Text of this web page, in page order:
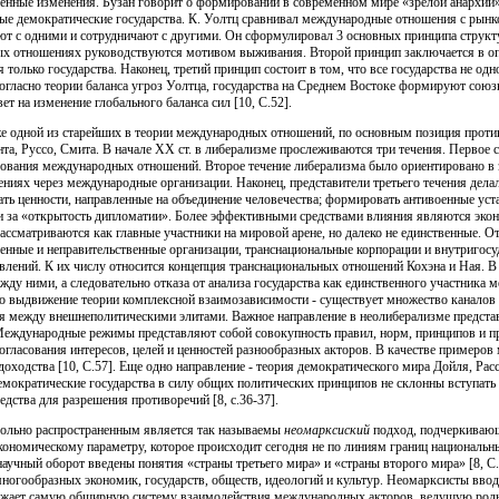
демократические государства. К. Уолтц сравнивал международные отношения с
с одними и сотрудничают с другими. Он сформулировал 3 основных принципа
отношениях руководствуются мотивом выживания. Второй принцип заключается в
государства. Наконец, третий принцип состоит в том, что все государства не
теории баланса угроз Уолтца, государства на Среднем Востоке формируют
на изменение глобального баланса сил [10, С.52].
одной из старейших в теории международных отношений, по основным позиция
Руссо, Смита. В начале XX ст. в либерализме прослеживаются три течения. Первое
международных отношений. Второе течение либерализма было ориентировано в
через международные организации. Наконец, представители третьего течения
ценности, направленные на объединение человечества; формировать антивоенные
«открытость дипломатии». Более эффективными средствами влияния являются
как главные участники на мировой арене, но далеко не единственные.
и неправительственные организации, транснациональные корпорации и
К их числу относится концепция транснациональных отношений Кохэна и Ная. В
ними, а следовательно отказа от анализа государства как единственного
теории комплексной взаимозависимости - существует множество каналов
внешнеполитическими элитами. Важное направление в неолиберализме
режимы представляют собой совокупность правил, норм, принципов и
интересов, целей и ценностей разнообразных акторов. В качестве
[10, С.57]. Еще одно направление - теория демократического мира Дойля,
государства в силу общих политических принципов не склонны
для разрешения противоречий [8, с.36-37].
распространенным является так называемы неомарксиский подход,
параметру, которое происходит сегодня не по линиям границ
оборот введены понятия «страны третьего мира» и «страны второго мира» [8,
экономик, государств, обществ, идеологий и культур. Неомарксисты